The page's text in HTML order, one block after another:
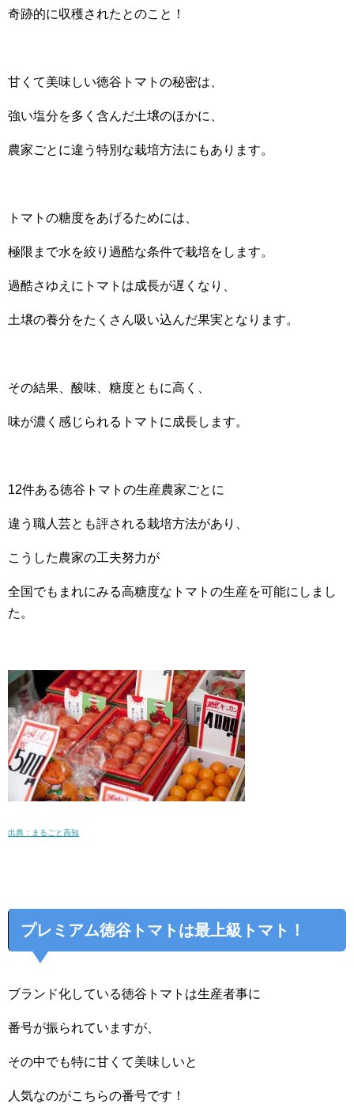
奇跡的に収穫されたとのこと！
甘くて美味しい徳谷トマトの秘密は、
強い塩分を多く含んだ土壌のほかに、
農家ごとに違う特別な栽培方法にもあります。
トマトの糖度をあげるためには、
極限まで水を絞り過酷な条件で栽培をします。
過酷さゆえにトマトは成長が遅くなり、
土壌の養分をたくさん吸い込んだ果実となります。
その結果、酸味、糖度ともに高く、
味が濃く感じられるトマトに成長します。
12件ある徳谷トマトの生産農家ごとに
違う職人芸とも評される栽培方法があり、
こうした農家の工夫努力が
全国でもまれにみる高糖度なトマトの生産を可能にしまし
た。
出典：まるごと高知
プレミアム徳谷トマトは最上級トマト！
ブランド化している徳谷トマトは生産者事に
番号が振られていますが、
その中でも特に甘くて美味しいと
人気なのがこちらの番号です！